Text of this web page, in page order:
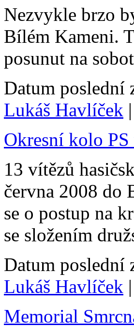
Nezvykle brzo
Bílém Kameni.
posunut na
Datum poslední
Lukáš Havlíček
Okresní kolo
13 vítězů
června 2008 do
se o postup na
se složením
Datum poslední
Lukáš Havlíček
Memorial